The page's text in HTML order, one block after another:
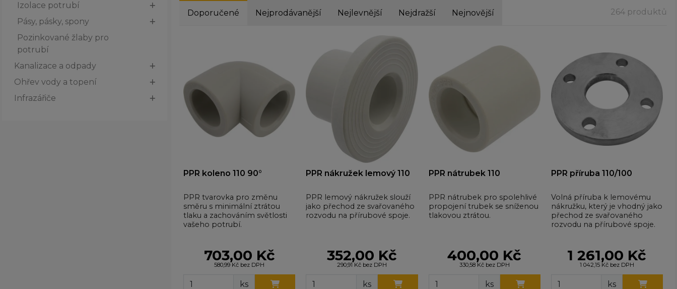
Izolace potrubí
Pásy, pásky, spony
Pozinkované žlaby pro
potrubí
Kanalizace a odpady
Ohřev vody a topení
Infrazářiče
Doporučené Nejprodávanější Nejlevnější Nejdražší Nejnovější 264 produktů
PPR koleno 110 90°
PPR tvarovka pro změnu
směru s minimální ztrátou
tlaku a zachováním světlosti
vašeho potrubí.
703,00 Kč
580,99 Kč bez DPH
ks
PPR nákružek lemový 110
PPR lemový nákružek slouží
jako přechod ze svařovaného
rozvodu na přírubové spoje.
352,00 Kč
290,91 Kč bez DPH
ks
PPR nátrubek 110
PPR nátrubek pro spolehlivé
propojení trubek se sníženou
tlakovou ztrátou.
400,00 Kč
330,58 Kč bez DPH
ks
PPR příruba 110/100
Volná příruba k lemovému
nákružku, který je vhodný jako
přechod ze svařovaného
rozvodu na přírubové spoje.
1 261,00 Kč
1 042,15 Kč bez DPH
ks